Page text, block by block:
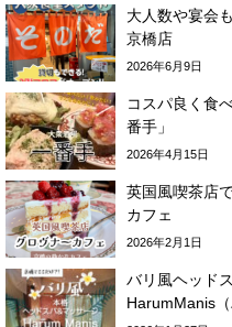
大人数や宴会
京橋店
2026年6月9日
コスパ良く食
番手」
2026年4月15日
英国風喫茶店
カフェ
2026年2月1日
バリ風ヘッド
HarumManis（